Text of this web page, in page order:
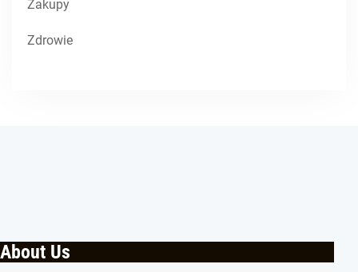
Zakupy
Zdrowie
About Us